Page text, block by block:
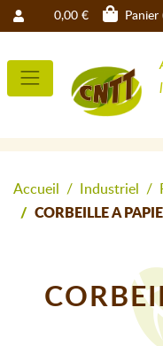
0,00 € Panier
Accueil Industriel
CORBEILLE A